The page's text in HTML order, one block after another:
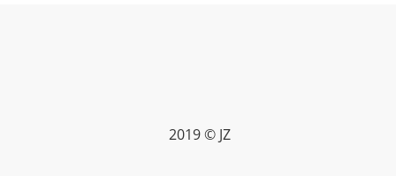
2019 © JZ